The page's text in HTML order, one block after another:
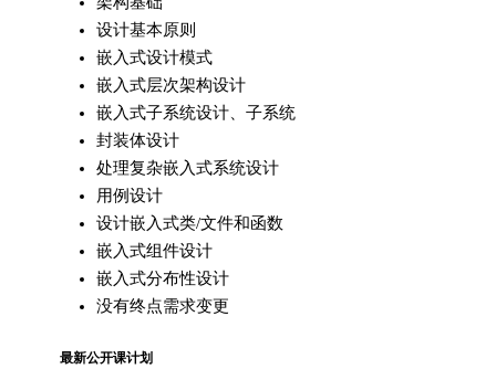
设计基本原则
嵌入式设计模式
嵌入式层次架构设计
嵌入式子系统设计、子系统
封装体设计
处理复杂嵌入式系统设计
用例设计
设计嵌入式类/文件和函数
嵌入式组件设计
嵌入式分布性设计
没有终点需求变更
最新公开课计划